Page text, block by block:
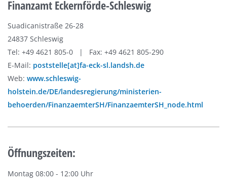
Finanzamt Eckernförde-Schleswig
Suadicanistraße 26-28
24837 Schleswig
Tel: +49 4621 805-0 | Fax: +49 4621 805-290
E-Mail: poststelle[at]fa-eck-sl.landsh.de
Web: www.schleswig-
holstein.de/DE/landesregierung/ministerien-
behoerden/FinanzaemterSH/FinanzaemterSH_node.html
Öffnungszeiten:
Montag 08:00 - 12:00 Uhr